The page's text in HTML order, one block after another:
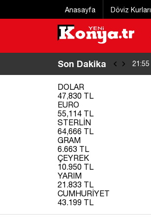
Anasayfa Döviz Kurları
Son Dakika 21:55
DOLAR
47,830 TL
EURO
55,114 TL
STERLİN
64,666 TL
GRAM
6.663 TL
ÇEYREK
10.950 TL
YARIM
21.833 TL
CUMHURİYET
43.199 TL